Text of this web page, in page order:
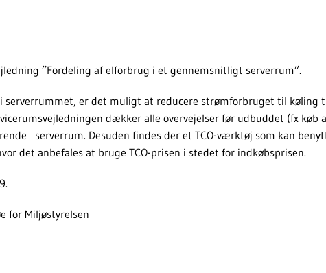
”Fordeling af elforbrug i et gennemsnitligt serverrum”.
serverrummet, er det muligt at reducere strømforbruget til køling
dækker alle overvejelser før udbuddet (fx køb
serverrum. Desuden findes der et TCO-værktøj som kan
det anbefales at bruge TCO-prisen i stedet for indkøbsprisen.
for Miljøstyrelsen